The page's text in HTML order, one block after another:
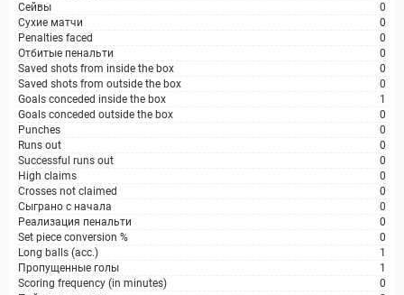
Сейвы
0
Сухие матчи
0
Penalties faced
0
Отбитые пенальти
0
Saved shots from inside the box
0
Saved shots from outside the box
0
Goals conceded inside the box
1
Goals conceded outside the box
0
Punches
0
Runs out
0
Successful runs out
0
High claims
0
Crosses not claimed
0
Сыграно с начала
0
Реализация пенальти
0
Set piece conversion %
0
Long balls (acc.)
1
Пропущенные голы
1
Scoring frequency (in minutes)
0